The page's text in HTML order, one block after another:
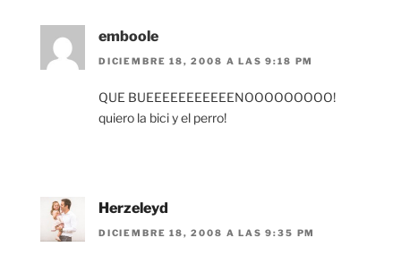
emboole
DICIEMBRE 18, 2008 A LAS 9:18 PM
QUE BUEEEEEEEEEEENOOOOOOOOO!
quiero la bici y el perro!
Herzeleyd
DICIEMBRE 18, 2008 A LAS 9:35 PM